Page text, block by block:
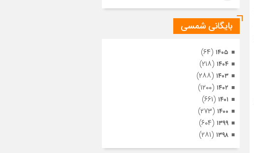
بایگانی شمسی
۱۴۰۵ (۶۴)
۱۴۰۴ (۲۱۸)
۱۴۰۳ (۲۸۸)
۱۴۰۲ (۱۲۰۰)
۱۴۰۱ (۶۶۱)
۱۴۰۰ (۲۷۳)
۱۳۹۹ (۶۰۴)
۱۳۹۸ (۲۸۱)